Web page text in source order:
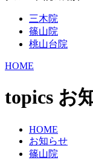
三木院
篠山院
桃山台院
HOME
topics お
HOME
お知らせ
篠山院